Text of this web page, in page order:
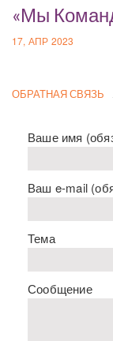
«Мы
17, АПР 2023
ОБРАТНАЯ СВЯЗЬ
Ваше имя
Ваш e-mail
Тема
Сообщение